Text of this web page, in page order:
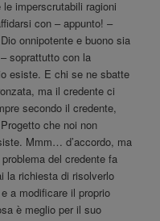
imperscrutabili ragioni
con – appunto! –
onnipotente e buono sia
soprattutto con la
esiste. E chi se ne sbatte
ma il credente ci
secondo il credente,
che noi non
Mmm… d’accordo, ma
del credente fa
la richiesta di risolverlo
a modificare il proprio
è meglio per il suo